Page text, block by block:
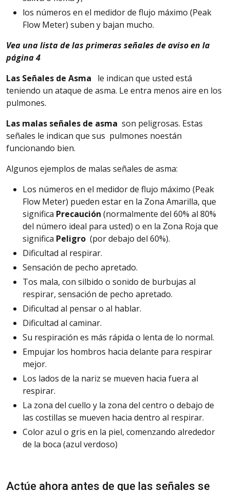
los números en el medidor de flujo máximo (Peak
Flow Meter) suben y bajan mucho.
Vea una lista de las primeras señales de aviso en la
página 4
Las Señales de Asma
le indican que usted está
teniendo un ataque de asma. Le entra menos aire en los
pulmones.
Las malas señales de asma son peligrosas. Estas
señales le indican que sus pulmones noestán
funcionando bien.
Algunos ejemplos de malas señales de asma:
Los números en el medidor de flujo máximo (Peak
Flow Meter) pueden estar en la Zona Amarilla, que
significa Precaución (normalmente del 60% al 80%
del número ideal para usted) o en la Zona Roja que
significa Peligro (por debajo del 60%).
Dificultad al respirar.
Sensación de pecho apretado.
Tos mala, con silbido o sonido de burbujas al
respirar, sensación de pecho apretado.
Dificultad al pensar o al hablar.
Dificultad al caminar.
Su respiración es más rápida o lenta de lo normal.
Empujar los hombros hacia delante para respirar
mejor.
Los lados de la nariz se mueven hacia fuera al
respirar.
La zona del cuello y la zona del centro o debajo de
las costillas se mueven hacia dentro al respirar.
Color azul o gris en la piel, comenzando alrededor
de la boca (azul verdoso)
Actúe ahora antes de que las señales se